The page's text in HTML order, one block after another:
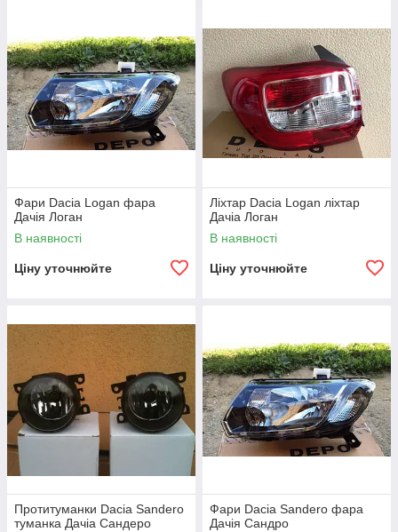
Фари Dacia Logan фара
Дачія Логан
В наявності
Ціну уточнюйте
Ліхтар Dacia Logan ліхтар
Дачіа Логан
В наявності
Ціну уточнюйте
Протитуманки Dacia Sandero
туманка Дачіа Сандеро
Фари Dacia Sandero фара
Дачія Сандро